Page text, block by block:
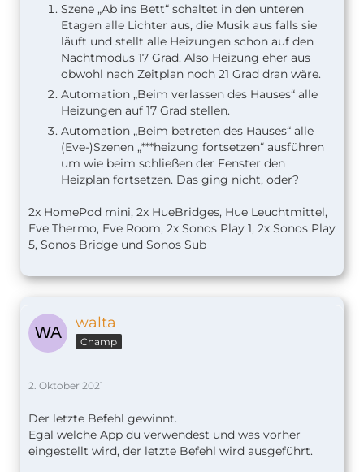
Szene „Ab ins Bett“ schaltet in den unteren
Etagen alle Lichter aus, die Musik aus falls sie
läuft und stellt alle Heizungen schon auf den
Nachtmodus 17 Grad. Also Heizung eher aus
obwohl nach Zeitplan noch 21 Grad dran wäre.
Automation „Beim verlassen des Hauses“ alle
Heizungen auf 17 Grad stellen.
Automation „Beim betreten des Hauses“ alle
(Eve-)Szenen „***heizung fortsetzen“ ausführen
um wie beim schließen der Fenster den
Heizplan fortsetzen. Das ging nicht, oder?
2x HomePod mini, 2x HueBridges, Hue Leuchtmittel,
Eve Thermo, Eve Room, 2x Sonos Play 1, 2x Sonos Play
5, Sonos Bridge und Sonos Sub
walta
Champ
2. Oktober 2021
Der letzte Befehl gewinnt.
Egal welche App du verwendest und was vorher
eingestellt wird, der letzte Befehl wird ausgeführt.